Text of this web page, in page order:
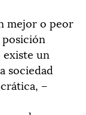
mejor o peor
existe un
sociedad
–